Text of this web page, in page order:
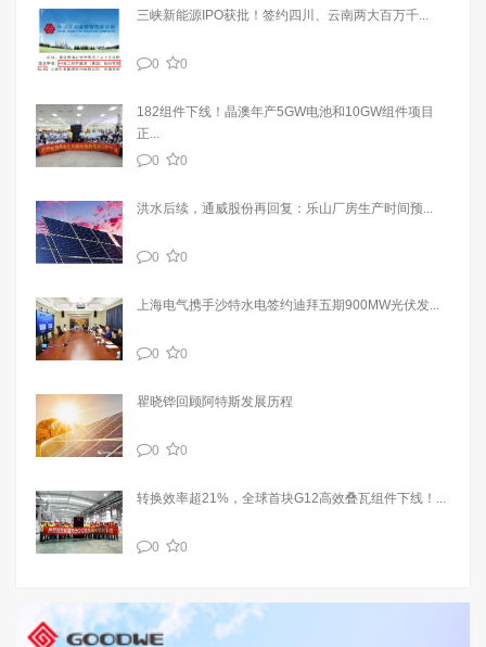
三峡新能源IPO获批！签约四川、云南两大百万千...
0 0
182组件下线！晶澳年产5GW电池和10GW组件项目
正...
0
0
洪水后续，通威股份再回复：乐山厂房生产时间预...
0 0
上海电气携手沙特水电签约迪拜五期900MW光伏发...
0 0
瞿晓铧回顾阿特斯发展历程
0 0
转换效率超21%，全球首块G12高效叠瓦组件下线！...
0 0